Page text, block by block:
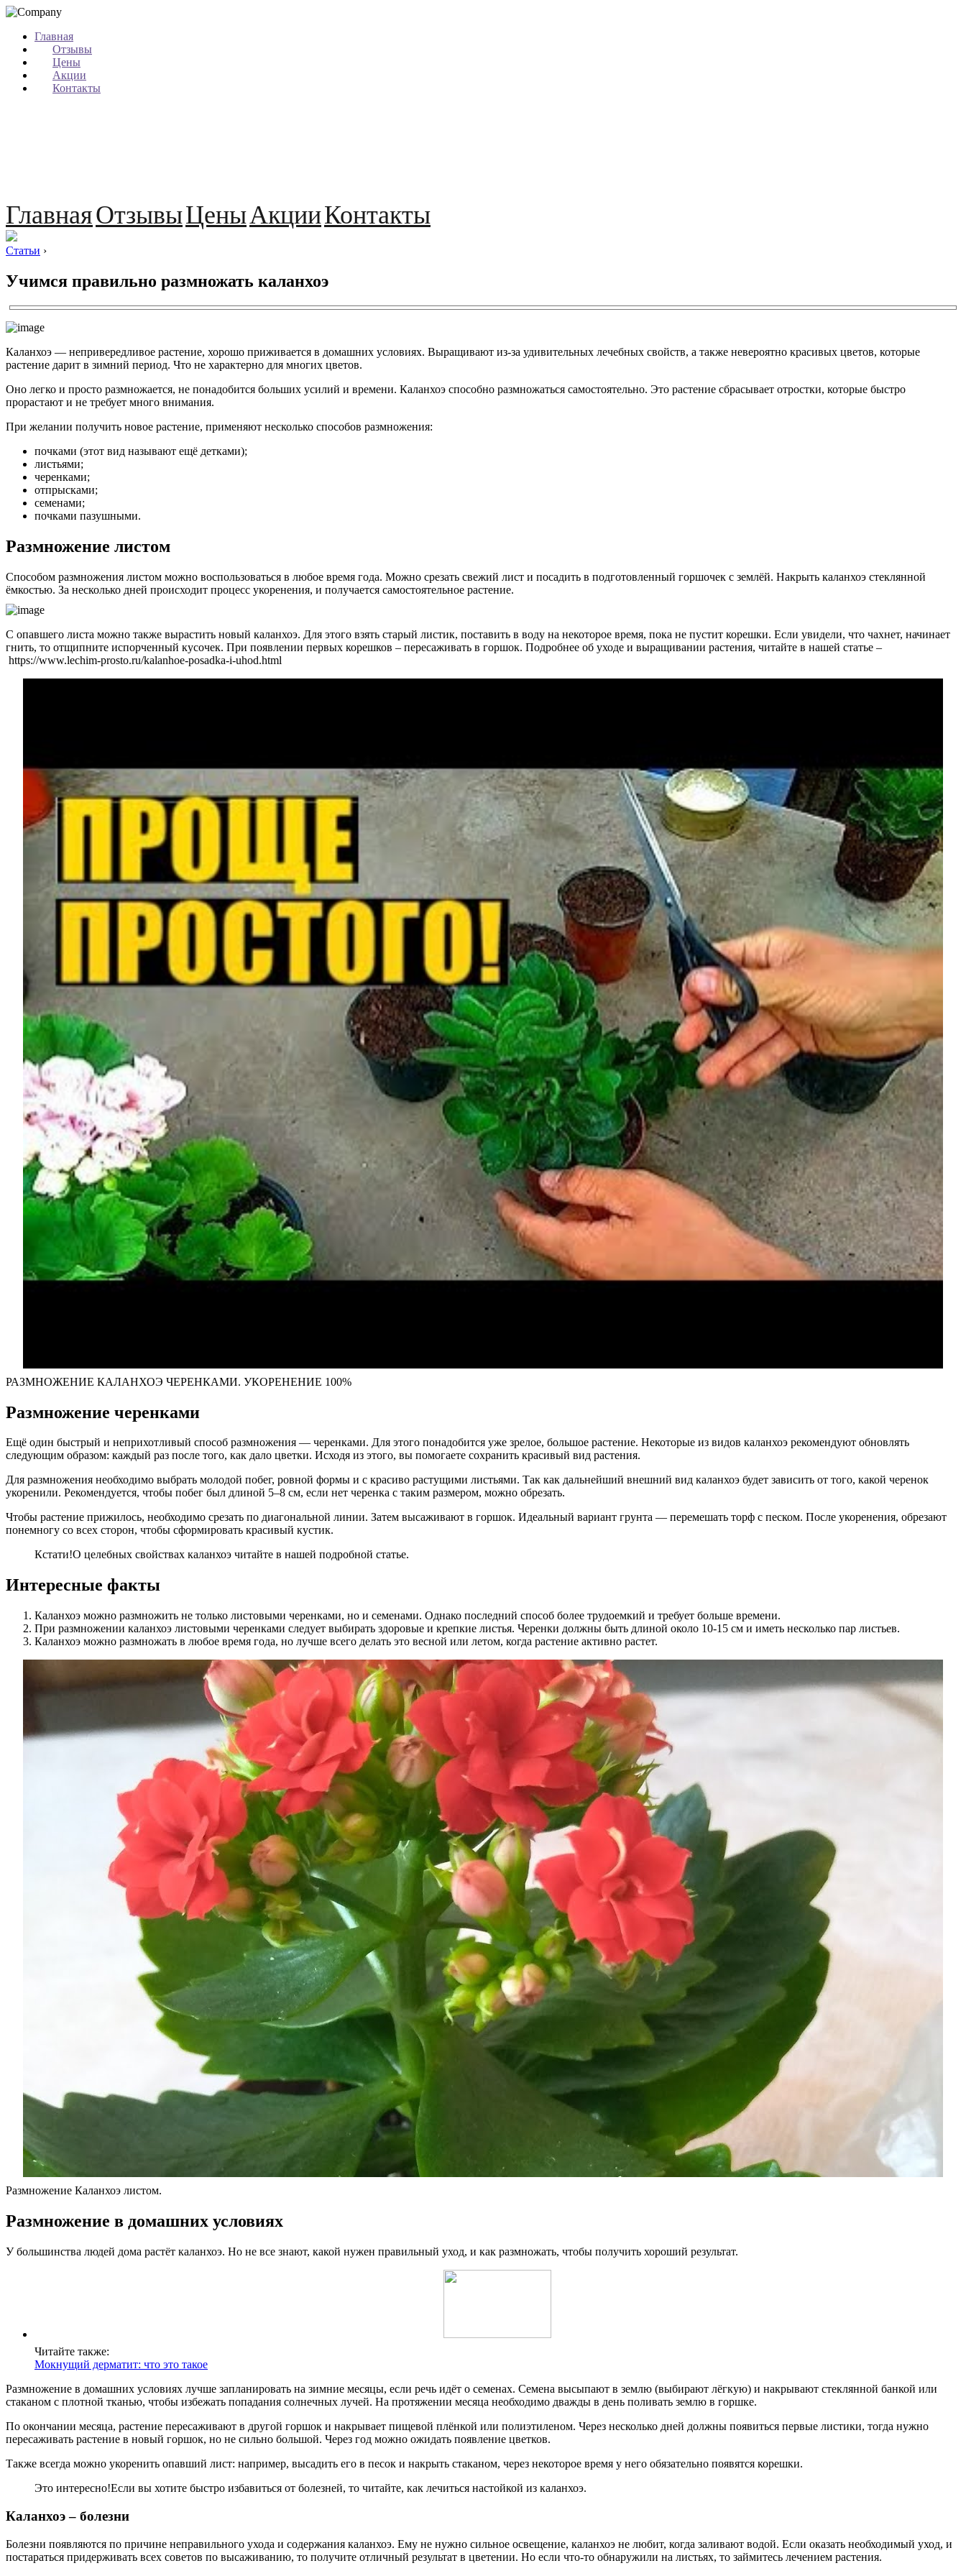
Главная
Отзывы
Цены
Акции
Контакты
ГлавнаяОтзывыЦеныАкцииКонтакты
Статьи ›
Учимся правильно размножать каланхоэ
Каланхоэ — непривередливое растение, хорошо приживается в домашних условиях. Выращивают из-за удивительных лечебных свойств, а также невероятно красивых цветов, которые
растение дарит в зимний период. Что не характерно для многих цветов.
Оно легко и просто размножается, не понадобится больших усилий и времени. Каланхоэ способно размножаться самостоятельно. Это растение сбрасывает отростки, которые быстро
прорастают и не требует много внимания.
При желании получить новое растение, применяют несколько способов размножения:
почками (этот вид называют ещё детками);
листьями;
черенками;
отпрысками;
семенами;
почками пазушными.
Размножение листом
Способом размножения листом можно воспользоваться в любое время года. Можно срезать свежий лист и посадить в подготовленный горшочек с землёй. Накрыть каланхоэ стеклянной
ёмкостью. За несколько дней происходит процесс укоренения, и получается самостоятельное растение.
С опавшего листа можно также вырастить новый каланхоэ. Для этого взять старый листик, поставить в воду на некоторое время, пока не пустит корешки. Если увидели, что чахнет, начинает
гнить, то отщипните испорченный кусочек. При появлении первых корешков – пересаживать в горшок. Подробнее об уходе и выращивании растения, читайте в нашей статье –
https://www.lechim-prosto.ru/kalanhoe-posadka-i-uhod.html
РАЗМНОЖЕНИЕ КАЛАНХОЭ ЧЕРЕНКАМИ. УКОРЕНЕНИЕ 100%
Размножение черенками
Ещё один быстрый и неприхотливый способ размножения — черенками. Для этого понадобится уже зрелое, большое растение. Некоторые из видов каланхоэ рекомендуют обновлять
следующим образом: каждый раз после того, как дало цветки. Исходя из этого, вы помогаете сохранить красивый вид растения.
Для размножения необходимо выбрать молодой побег, ровной формы и с красиво растущими листьями. Так как дальнейший внешний вид каланхоэ будет зависить от того, какой черенок
укоренили. Рекомендуется, чтобы побег был длиной 5–8 см, если нет черенка с таким размером, можно обрезать.
Чтобы растение прижилось, необходимо срезать по диагональной линии. Затем высаживают в горшок. Идеальный вариант грунта — перемешать торф с песком. После укоренения, обрезают
понемногу со всех сторон, чтобы сформировать красивый кустик.
Кстати!О целебных свойствах каланхоэ читайте в нашей подробной статье.
Интересные факты
Каланхоэ можно размножить не только листовыми черенками, но и семенами. Однако последний способ более трудоемкий и требует больше времени.
При размножении каланхоэ листовыми черенками следует выбирать здоровые и крепкие листья. Черенки должны быть длиной около 10-15 см и иметь несколько пар листьев.
Каланхоэ можно размножать в любое время года, но лучше всего делать это весной или летом, когда растение активно растет.
Размножение Каланхоэ листом.
Размножение в домашних условиях
У большинства людей дома растёт каланхоэ. Но не все знают, какой нужен правильный уход, и как размножать, чтобы получить хороший результат.
Читайте также:
Мокнущий дерматит: что это такое
Размножение в домашних условиях лучше запланировать на зимние месяцы, если речь идёт о семенах. Семена высыпают в землю (выбирают лёгкую) и накрывают стеклянной банкой или
стаканом с плотной тканью, чтобы избежать попадания солнечных лучей. На протяжении месяца необходимо дважды в день поливать землю в горшке.
По окончании месяца, растение пересаживают в другой горшок и накрывает пищевой плёнкой или полиэтиленом. Через несколько дней должны появиться первые листики, тогда нужно
пересаживать растение в новый горшок, но не сильно большой. Через год можно ожидать появление цветков.
Также всегда можно укоренить опавший лист: например, высадить его в песок и накрыть стаканом, через некоторое время у него обязательно появятся корешки.
Это интересно!Если вы хотите быстро избавиться от болезней, то читайте, как лечиться настойкой из каланхоэ.
Каланхоэ – болезни
Болезни появляются по причине неправильного ухода и содержания каланхоэ. Ему не нужно сильное освещение, каланхоэ не любит, когда заливают водой. Если оказать необходимый уход, и
постараться придерживать всех советов по высаживанию, то получите отличный результат в цветении. Но если что-то обнаружили на листьях, то займитесь лечением растения.